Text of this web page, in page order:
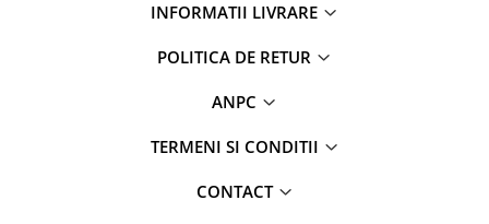
INFORMATII LIVRARE
POLITICA DE RETUR
ANPC
TERMENI SI CONDITII
CONTACT